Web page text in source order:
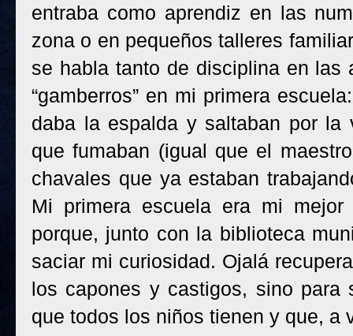
entraba como aprendiz en las
zona o en pequeños talleres
se habla tanto de disciplina en las
“gamberros” en mi primera
daba la espalda y saltaban por la
que fumaban (igual que el
chavales que ya estaban
Mi primera escuela era mi
porque, junto con la biblioteca
saciar mi curiosidad. Ojalá
los capones y castigos, sino para
que todos los niños tienen y que, a